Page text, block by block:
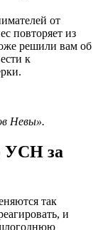
от
повторяет из
решили вам об
к
Невы».
УСН за
так
и